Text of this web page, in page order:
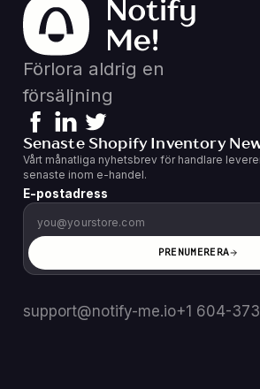
Förlora aldrig en
försäljning
Senaste Shopify Inventory
Vårt månatliga nyhetsbrev för handlare
senaste inom e-handel.
E-postadress
PRENUMERERA
support@notify-me.io+1 604-